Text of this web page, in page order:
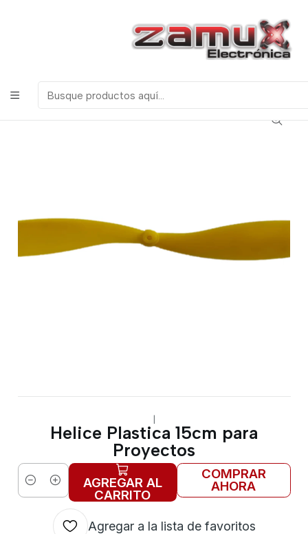
ELECTRONICOS, ROBOTICA & TECNOLOGIA
Robotica
Piñones y Poleas
Helice Plastica 15cm para Proyectos
|
Helice Plastica 15cm para
Proyectos
Cantidad AGREGAR AL
CARRITO
COMPRAR
AHORA
Agregar a la lista de favoritos